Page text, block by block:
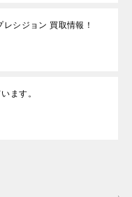
シジョン 買取情報！
ます。